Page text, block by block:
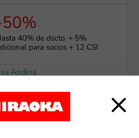
40% de dscto. + 5%
para socios + 12 CSI
Andina